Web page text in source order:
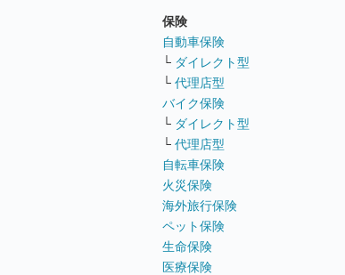
保険
自動車保険
└ ダイレクト型
└ 代理店型
バイク保険
└ ダイレクト型
└ 代理店型
自転車保険
火災保険
海外旅行保険
ペット保険
生命保険
医療保険